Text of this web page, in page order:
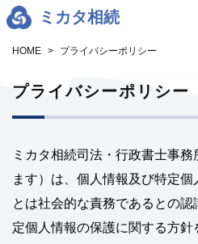
ミカタ相続
HOME プライバシーポリシー
プライバシーポリシー
ミカタ相続司法・行政書士事
ます）は、個人情報及び特定
とは社会的な責務であるとの
定個人情報の保護に関する方針